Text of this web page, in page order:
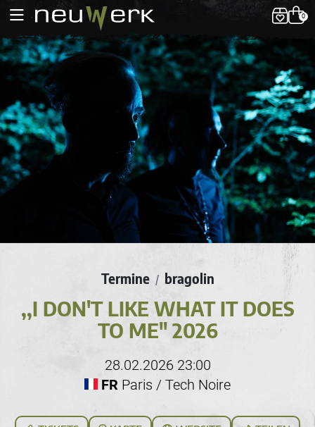
0
Termine / bragolin
,,I DON'T LIKE WHAT IT DOES
TO ME" 2026
28.02.2026 23:00
FR Paris / Tech Noire